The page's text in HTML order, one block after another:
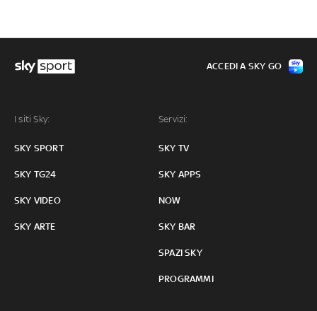
I siti Sky:
SKY SPORT
SKY TG24
SKY VIDEO
SKY ARTE
Servizi:
SKY TV
SKY APPS
NOW
SKY BAR
SPAZI SKY
PROGRAMMI
ACCEDI A SKY GO